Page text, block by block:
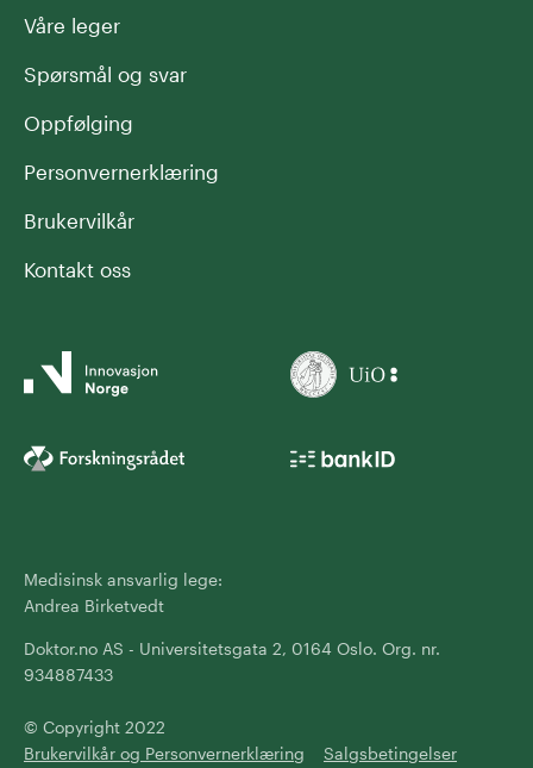
Våre leger
Spørsmål og svar
Oppfølging
Personvernerklæring
Brukervilkår
Kontakt oss
Medisinsk ansvarlig lege:
Andrea Birketvedt
Doktor.no AS - Universitetsgata 2, 0164 Oslo. Org. nr.
934887433
© Copyright 2022
Brukervilkår og Personvernerklæring
Salgsbetingelser